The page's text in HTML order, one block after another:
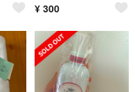
¥ 300